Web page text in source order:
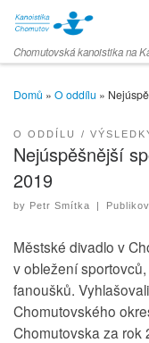
Skip to content
Chomutovská kanoistika na
Domů » O oddílu »
O ODDÍLU
Nejúspěšnější
2019
by Petr Smítka |
Městské divadlo v
v obležení
fanoušků.
Chomutovského
Chomutovska za rok